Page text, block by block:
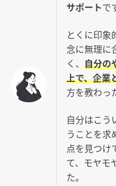
サポートで
とくに印象
念に無理に
く、 自分の
上で、企業
方を教わっ
自分はこう
うことを
点を見つけ
て、モヤモ
た。